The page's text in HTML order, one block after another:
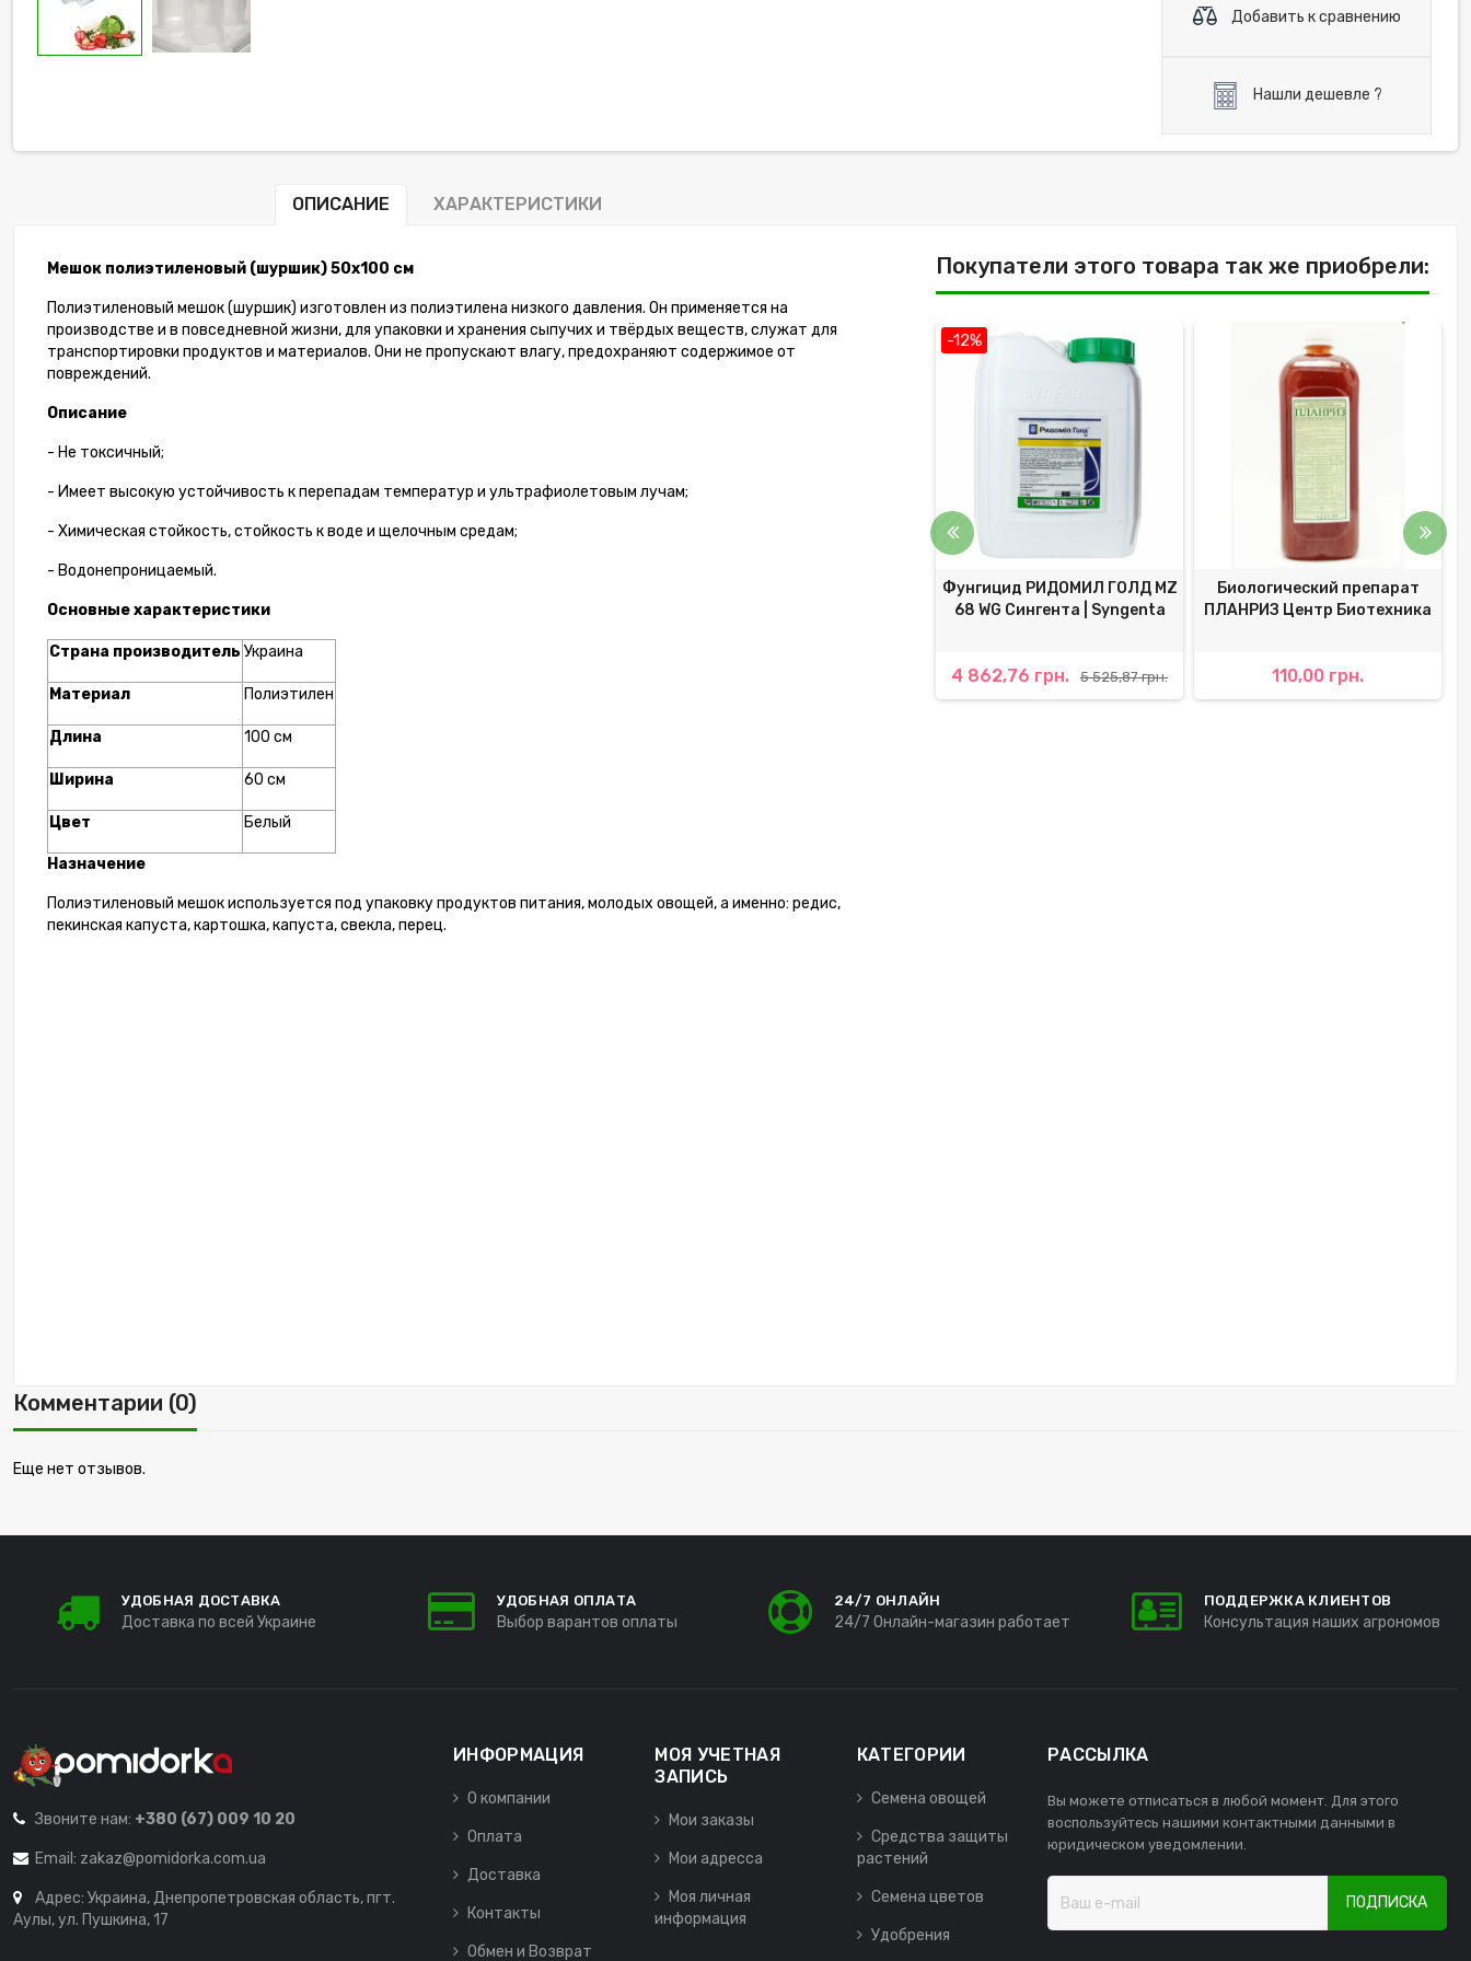
Добавить к сравнению
Нашли дешевле ?
ОПИСАНИЕ ХАРАКТЕРИСТИКИ
Мешок полиэтиленовый (шуршик) 50х100 см
Полиэтиленовый мешок (шуршик) изготовлен из полиэтилена низкого давления. Он применяется на
производстве и в повседневной жизни, для упаковки и хранения сыпучих и твёрдых веществ, служат для
транспортировки продуктов и материалов. Они не пропускают влагу, предохраняют содержимое от
повреждений.
Описание
- Не токсичный;
- Имеет высокую устойчивость к перепадам температур и ультрафиолетовым лучам;
- Химическая стойкость, стойкость к воде и щелочным средам;
- Водонепроницаемый.
Основные характеристики
Страна производитель Украина
Материал Полиэтилен
Длина 100 см
Ширина 60 см
Цвет Белый
Назначение
Полиэтиленовый мешок используется под упаковку продуктов питания, молодых овощей, а именно: редис,
пекинская капуста, картошка, капуста, свекла, перец.
Покупатели этого товара так же приобрели:
-12%
Фунгицид РИДОМИЛ ГОЛД МZ
68 WG Сингента | Syngenta
4 862,76 грн. 5 525,87 грн.
Биологический препарат
ПЛАНРИЗ Центр Биотехника
110,00 грн.
Комментарии (0)
Еще нет отзывов.
УДОБНАЯ ДОСТАВКА
Доставка по всей Украине
УДОБНАЯ ОПЛАТА
Выбор варантов оплаты
24/7 ОНЛАЙН
24/7 Онлайн-магазин работает
ПОДДЕРЖКА КЛИЕНТОВ
Консультация наших агрономов
Звоните нам: +380 (67) 009 10 20
Email: zakaz@pomidorka.com.ua
Адрес: Украина, Днепропетровская область, пгт.
Аулы, ул. Пушкина, 17
ИНФОРМАЦИЯ
О компании
Оплата
Доставка
Контакты
Обмен и Возврат
МОЯ УЧЕТНАЯ
ЗАПИСЬ
Мои заказы
Мои адресса
Моя личная
информация
КАТЕГОРИИ
Семена овощей
Средства защиты
растений
Семена цветов
Удобрения
РАССЫЛКА
Вы можете отписаться в любой момент. Для этого
воспользуйтесь нашими контактными данными в
юридическом уведомлении.
ПОДПИСКА